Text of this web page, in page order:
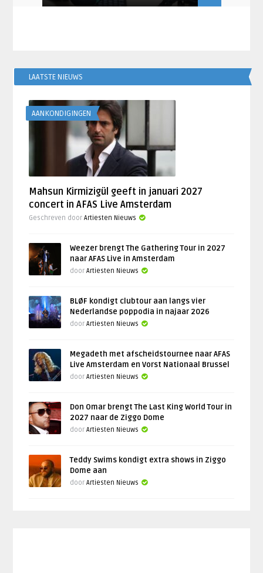
LAATSTE NIEUWS
AANKONDIGINGEN
Mahsun Kirmizigül geeft in januari 2027
concert in AFAS Live Amsterdam
Geschreven doorArtiesten Nieuws
Weezer brengt The Gathering Tour in 2027
naar AFAS Live in Amsterdam
doorArtiesten Nieuws
BLØF kondigt clubtour aan langs vier
Nederlandse poppodia in najaar 2026
doorArtiesten Nieuws
Megadeth met afscheidstournee naar AFAS
Live Amsterdam en Vorst Nationaal Brussel
doorArtiesten Nieuws
Don Omar brengt The Last King World Tour in
2027 naar de Ziggo Dome
doorArtiesten Nieuws
Teddy Swims kondigt extra shows in Ziggo
Dome aan
doorArtiesten Nieuws